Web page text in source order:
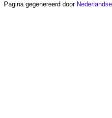
Pagina gegenereerd door